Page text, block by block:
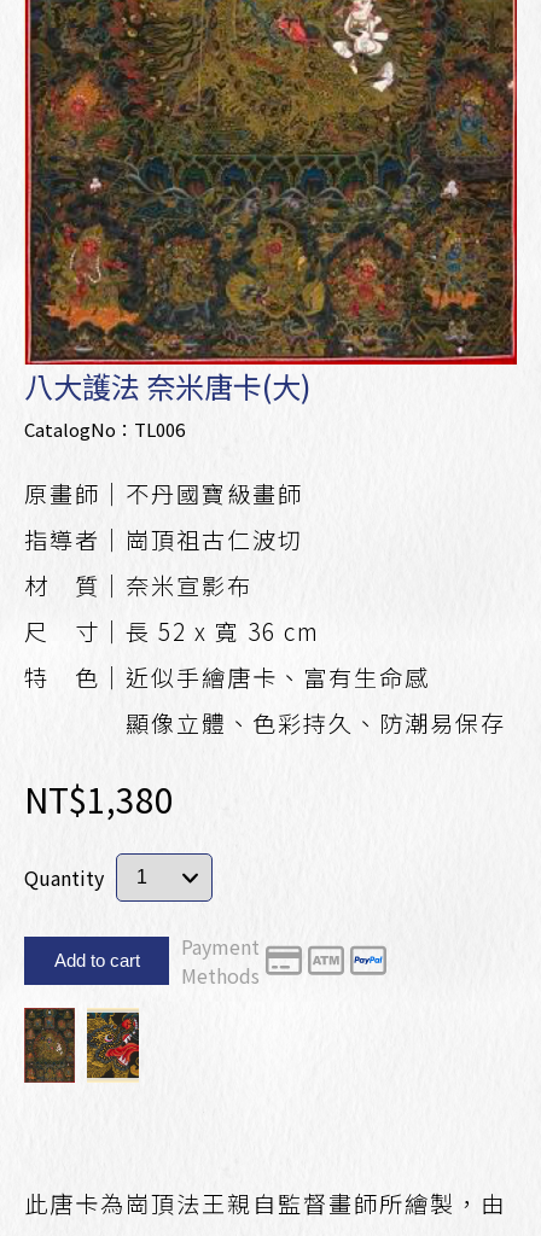
八大護法 奈米唐卡(大)
CatalogNo：TL006
原畫師｜不丹國寶級畫師
指導者｜崗頂祖古仁波切
材 質｜奈米宣影布
尺 寸｜長 52 x 寬 36 cm
特 色｜近似手繪唐卡、富有生命感
顯像立體、色彩持久、防潮易保存
NT$1,380
Quantity
Add to cart
Payment
Methods
此唐卡為崗頂法王親自監督畫師所繪製，由